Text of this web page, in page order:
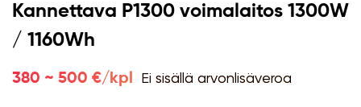
Kannettava P1300 voimalaitos 1300W
/ 1160Wh
380 ~ 500 €/kpl Ei sisällä arvonlisäveroa